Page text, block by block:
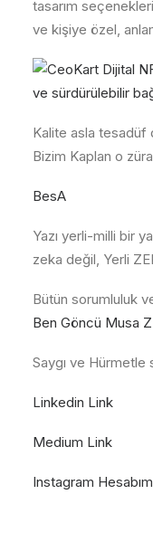
tasarım
ve kişiye özel,
Kalite asla tesadüf
Bizim Kaplan o
BesA
Yazı yerli-milli bir
zeka değil, Yerli
Bütün sorumluluk
Ben Göncü Musa
Saygı ve Hürmetle
Linkedin Link
Medium Link
Instagram